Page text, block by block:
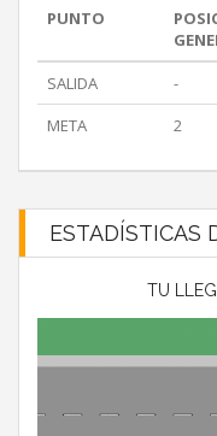
PUNTO
SALIDA
-
META
2
ESTADÍSTICAS
TU